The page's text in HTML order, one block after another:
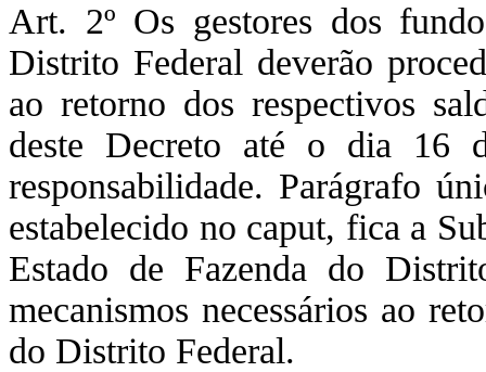
Art. 2º Os gestores dos
Distrito Federal deverão
ao retorno dos respectivos
deste Decreto até o dia 16
responsabilidade. Parágrafo
estabelecido no caput, fica a
Estado de Fazenda do
mecanismos necessários ao
do Distrito Federal.